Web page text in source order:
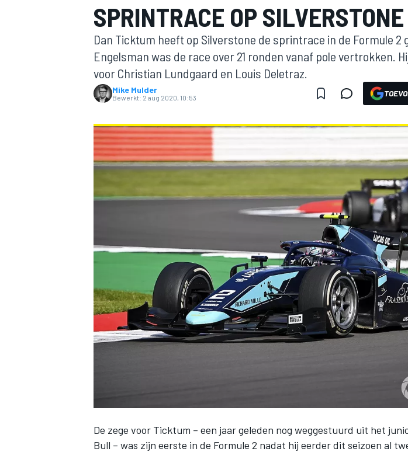
MOTOGP
INDYCAR
SPRINTRACE OP SILVERSTONE
Dan Ticktum heeft op Silverstone de sprintrace in de Formule 2
Engelsman was de race over 21 ronden vanaf pole vertrokken.
voor Christian Lundgaard en Louis Deletraz.
Mike Mulder
Bewerkt: 2 aug 2020, 10:53
De zege voor Ticktum – een jaar geleden nog weggestuurd uit het
Bull – was zijn eerste in de Formule 2 nadat hij eerder dit seizoen al